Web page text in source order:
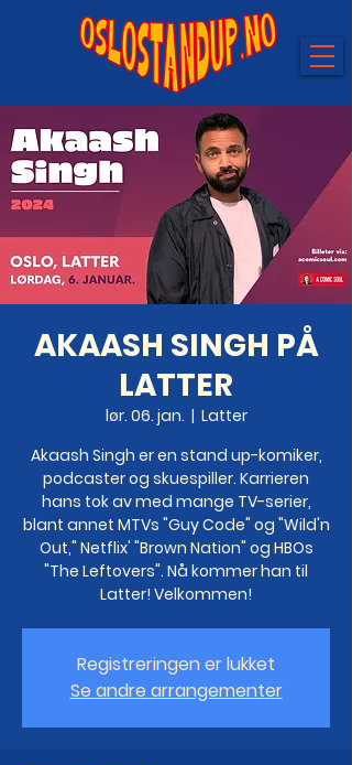
AKAASH SINGH PÅ
LATTER
lør. 06. jan.
  |
Latter
Akaash Singh er en stand up-komiker,
podcaster og skuespiller. Karrieren
hans tok av med mange TV-serier,
blant annet MTVs "Guy Code" og "Wild'n
Out," Netflix' "Brown Nation" og HBOs
"The Leftovers". Nå kommer han til
Latter! Velkommen!
Registreringen er lukket
Se andre arrangementer